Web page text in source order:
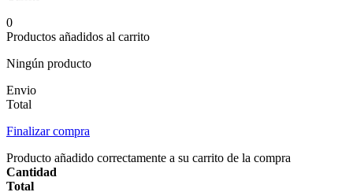
0
Productos añadidos al carrito
Ningún producto
Envio
Total
Finalizar compra
Producto añadido correctamente a su carrito de la compra
Cantidad
Total